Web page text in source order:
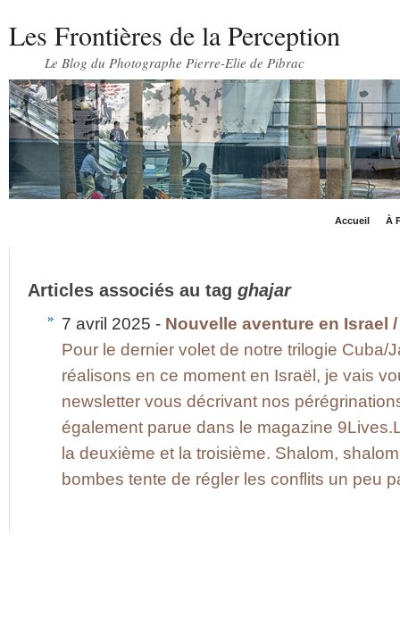
Les Frontières de la Perception
Le Blog du Photographe Pierre-Elie de Pibrac
Accueil À
Articles associés au tag ghajar
7 avril 2025 - Nouvelle aventure en Israel
Pour le dernier volet de notre trilogie Cuba/
réalisons en ce moment en Israël, je vais
newsletter vous décrivant nos
également parue dans le magazine
la deuxième et la troisième. Shalom,
bombes tente de régler les conflits un peu